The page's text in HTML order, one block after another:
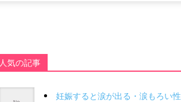
人気の記事
妊娠すると涙が出る・涙もろい性